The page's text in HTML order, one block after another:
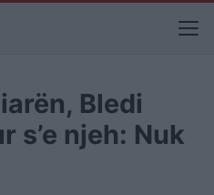
Bledi
s’e njeh: Nuk